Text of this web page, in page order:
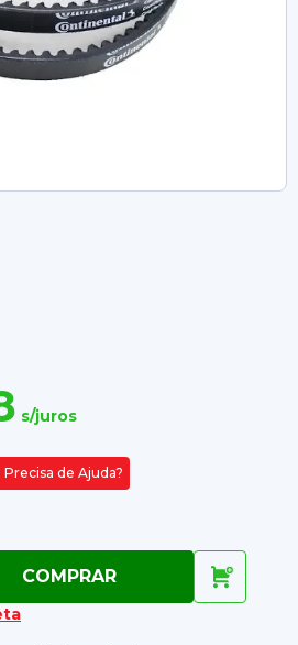
s/juros
Precisa de Ajuda?
COMPRAR